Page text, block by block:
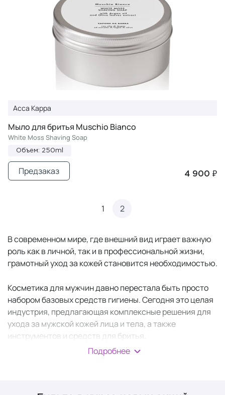
Acca Kappa
Мыло для бритья Muschio Bianco
White Moss Shaving Soap
Объем: 250ml
4 900 ₽
Предзаказ
1 2
В современном мире, где внешний вид играет важную
роль как в личной, так и в профессиональной жизни,
грамотный уход за кожей становится необходимостью.
Косметика для мужчин давно перестала быть просто
набором базовых средств гигиены. Сегодня это целая
индустрия, предлагающая комплексные решения для
ухода за мужской кожей лица и тела, а также
инструментов и средств для бритья.
Подробнее